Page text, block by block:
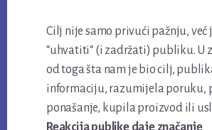
Cilj nije samo privući pažnju, već
“uhvatiti“ (i zadržati) publiku. U
od toga šta nam je bio cilj,
informaciju, razumijela poruku,
ponašanje, kupila proizvod ili
Reakcija publike daje značanje